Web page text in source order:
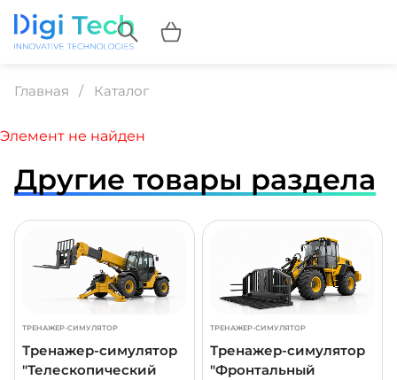
Главная Каталог
Элемент не найден
Другие товары раздела
ТРЕНАЖЕР-СИМУЛЯТОР
Тренажер-симулятор
"Телескопический
ТРЕНАЖЕР-СИМУЛЯТОР
Тренажер-симулятор
"Фронтальный
ПОДРОБНЕЕ